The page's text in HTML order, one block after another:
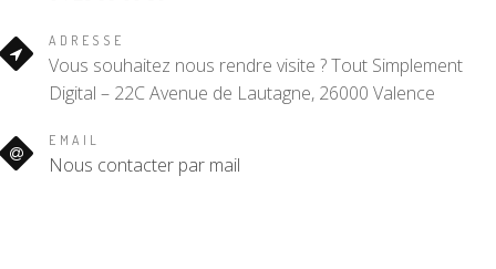
ADRESSE
Vous souhaitez nous rendre visite ? Tout Simplement
Digital – 22C Avenue de Lautagne, 26000 Valence
EMAIL
Nous contacter par mail